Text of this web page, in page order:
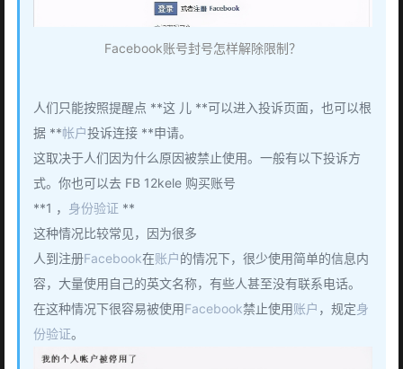
Facebook账号封号怎样解除限制？
人们只能按照提醒点 **这 儿 **可以进入投诉页面，也可以根
据 **帐户投诉连接 **申请。
这取决于人们因为什么原因被禁止使用。一般有以下投诉方
式。你也可以去 FB 12kele 购买账号
**1 ， 身份验证 **
这种情况比较常见，因为很多
人到注册Facebook在账户的情况下，很少使用简单的信息内
容，大量使用自己的英文名称，有些人甚至没有联系电话。
在这种情况下很容易被使用Facebook禁止使用账户 ，规定身
份验证。